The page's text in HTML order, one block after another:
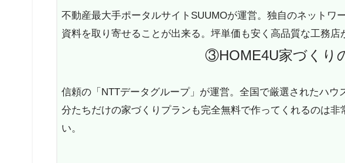
不動産最大手ポータルサイトSUUMOが運営。独自のネットワ
資料を取り寄せることが出来る。坪単価も安く高品質な工務店
③HOME4U家づくり
信頼の「NTTデータグループ」が運営。全国で厳選されたハ
分たちだけの家づくりプランも完全無料で作ってくれるのは
い。